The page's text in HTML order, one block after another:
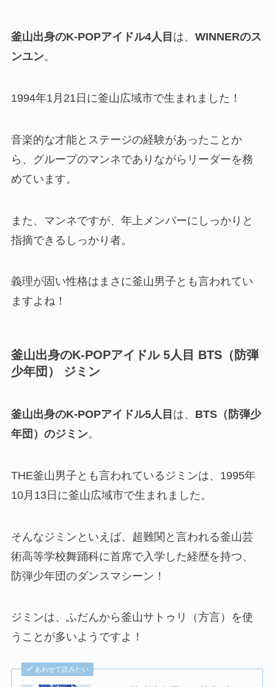
釜山出身のK-POPアイドル4人目 は、 WINNERのス
ンユン。
1994年1月21日に釜山広域市で生まれました！
音楽的な才能とステージの経験があったことか
ら、グループのマンネでありながらリーダーを務
めています。
また、マンネですが、年上メンバーにしっかりと
指摘できるしっかり者。
義理が固い性格はまさに釜山男子とも言われてい
ますよね！
釜山出身のK-POPアイドル 5人目 BTS（防弾
少年団） ジミン
釜山出身のK-POPアイドル5人目 は、 BTS（防弾少
年団）のジミン。
THE釜山男子とも言われているジミンは、1995年
10月13日に釜山広域市で生まれました。
そんなジミンといえば、超難関と言われる釜山芸
術高等学校舞踊科に首席で入学した経歴を持つ、
防弾少年団のダンスマシーン！
ジミンは、ふだんから釜山サトゥリ（方言）を使
うことが多いようですよ！
あわせて読みたい